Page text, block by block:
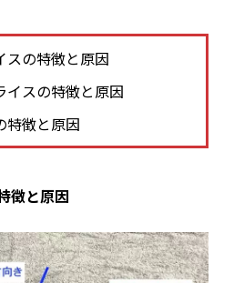
スの特徴と原因
イスの特徴と原因
特徴と原因
徴と原因